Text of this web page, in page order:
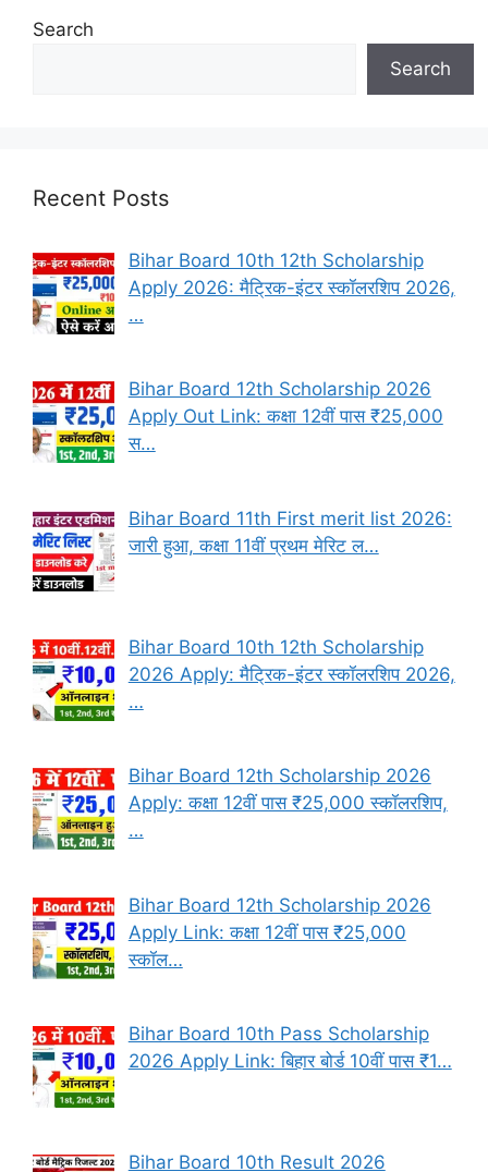
Search
Search
Recent Posts
Bihar Board 10th 12th Scholarship
Apply 2026: मैट्रिक-इंटर स्कॉलरशिप 2026,
…
Bihar Board 12th Scholarship 2026
Apply Out Link: कक्षा 12वीं पास ₹25,000
स…
Bihar Board 11th First merit list 2026:
जारी हुआ, कक्षा 11वीं प्रथम मेरिट ल…
Bihar Board 10th 12th Scholarship
2026 Apply: मैट्रिक-इंटर स्कॉलरशिप 2026,
…
Bihar Board 12th Scholarship 2026
Apply: कक्षा 12वीं पास ₹25,000 स्कॉलरशिप,
…
Bihar Board 12th Scholarship 2026
Apply Link: कक्षा 12वीं पास ₹25,000
स्कॉल…
Bihar Board 10th Pass Scholarship
2026 Apply Link: बिहार बोर्ड 10वीं पास ₹1…
Bihar Board 10th Result 2026